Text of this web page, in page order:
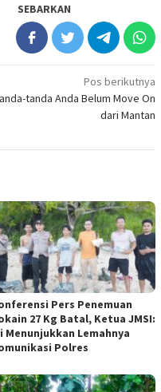
SEBARKAN
Pos berikutnya
tanda Anda Belum Move On
dari Mantan
Pers Penemuan
27 Kg Batal, Ketua JMSI:
Menunjukkan Lemahnya
Polres